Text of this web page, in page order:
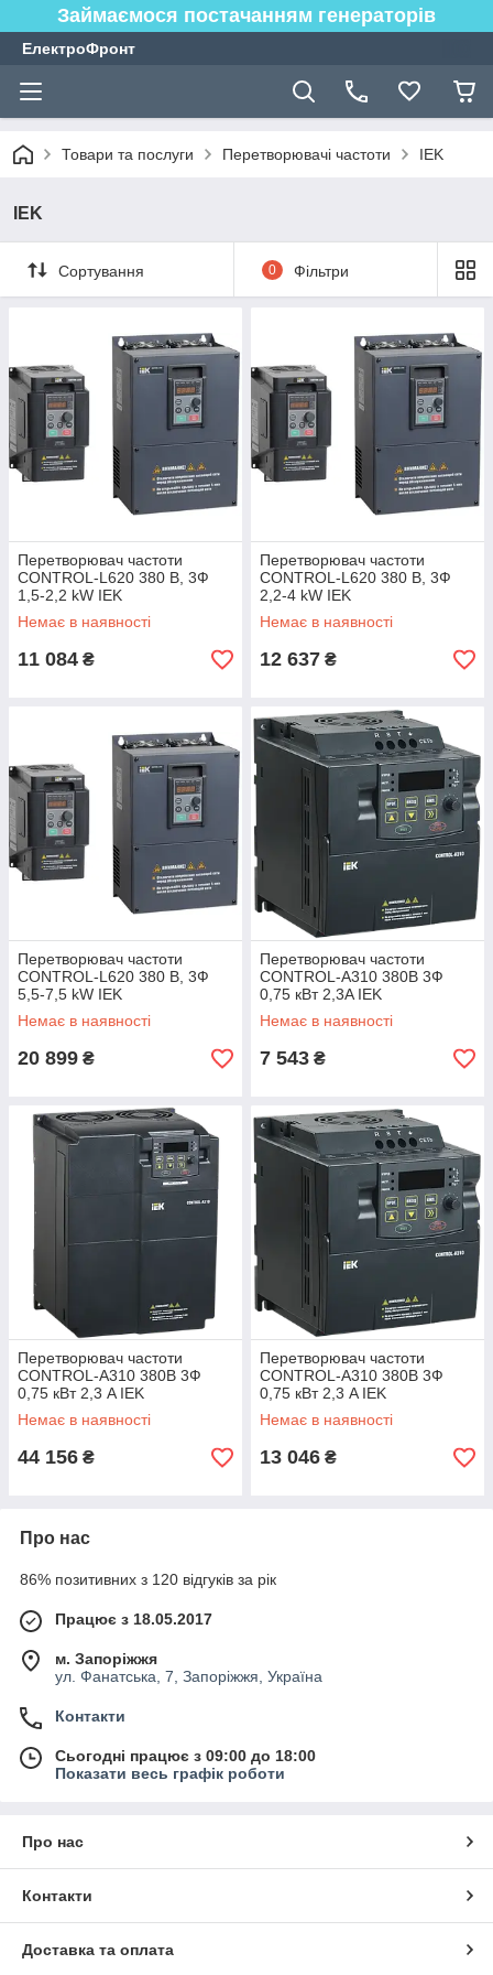
Займаємося постачанням генераторів
ЕлектроФронт
Товари та послуги Перетворювачі частоти IEK
IEK
Сортування 0 Фільтри
Перетворювач частоти
CONTROL-L620 380 В, 3Ф
1,5-2,2 kW IEK
Немає в наявності
11 084 ₴
Перетворювач частоти
CONTROL-L620 380 В, 3Ф
2,2-4 kW IEK
Немає в наявності
12 637 ₴
Перетворювач частоти
CONTROL-L620 380 В, 3Ф
5,5-7,5 kW IEK
Немає в наявності
20 899 ₴
Перетворювач частоти
CONTROL-A310 380В 3Ф
0,75 кВт 2,3A IEK
Немає в наявності
7 543 ₴
Перетворювач частоти
CONTROL-A310 380В 3Ф
0,75 кВт 2,3 A IEK
Немає в наявності
44 156 ₴
Перетворювач частоти
CONTROL-A310 380В 3Ф
0,75 кВт 2,3 A IEK
Немає в наявності
13 046 ₴
Про нас
86% позитивних з 120 відгуків за рік
Працює з 18.05.2017
м. Запоріжжя
ул. Фанатська, 7, Запоріжжя, Україна
Контакти
Сьогодні працює з 09:00 до 18:00
Показати весь графік роботи
Про нас
Контакти
Доставка та оплата